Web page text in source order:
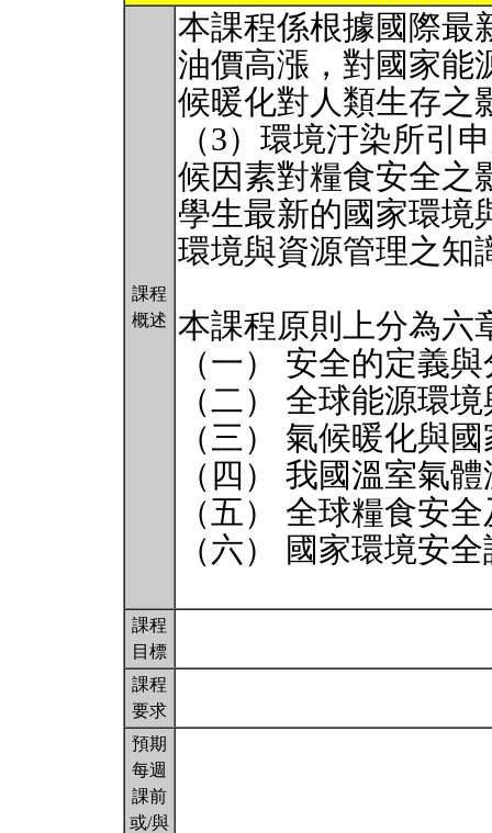
課程
概述
本課程係根據國際最
油價高漲，對國家能
候暖化對人類生存之
（3）環境汙染所引
候因素對糧食安全之
學生最新的國家環境
環境與資源管理之知
本課程原則上分為六
（一） 安全的定義
（二） 全球能源環
（三） 氣候暖化與
（四） 我國溫室氣
（五） 全球糧食安
（六） 國家環境安
課程
目標
課程
要求
預期
每週
課前
或/與